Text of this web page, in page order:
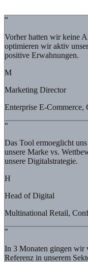
“
Vorher hatten wir keine
optimieren wir aktiv
positive Erwahnungen.
M
Marketing Director
Enterprise E-Commerce,
“
Das Tool ermoeglicht
unsere Marke vs.
unsere Digitalstrategie.
H
Head of Digital
Multinational Retail,
“
In 3 Monaten gingen wir
Referenz in unserem